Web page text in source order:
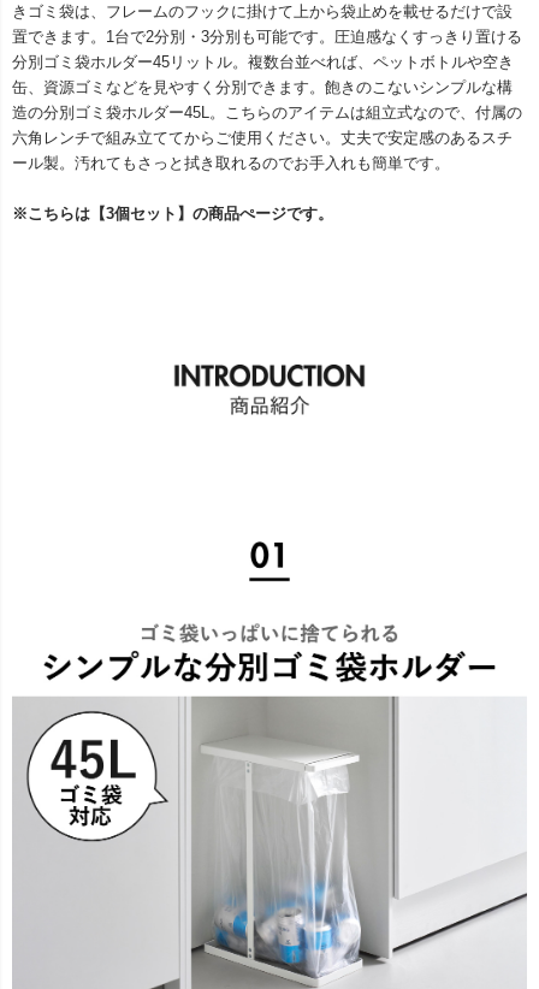
きゴミ袋は、フレームのフックに掛けて上から袋止めを載せるだけで設
置できます。1台で2分別・3分別も可能です。圧迫感なくすっきり置ける
分別ゴミ袋ホルダー45リットル。複数台並べれば、ペットボトルや空き
缶、資源ゴミなどを見やすく分別できます。飽きのこないシンプルな構
造の分別ゴミ袋ホルダー45L。こちらのアイテムは組立式なので、付属の
六角レンチで組み立ててからご使用ください。丈夫で安定感のあるスチ
ール製。汚れてもさっと拭き取れるのでお手入れも簡単です。
※こちらは【3個セット】の商品ぺージです。